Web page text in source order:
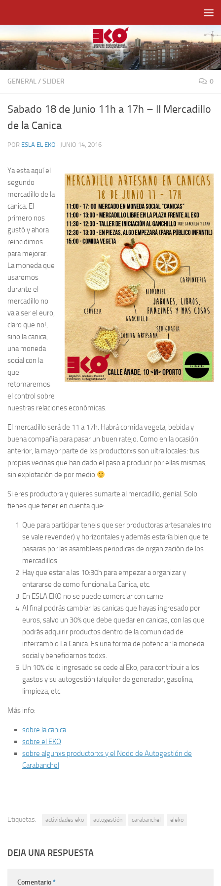
GENERAL/SLIDER 0
Sabado 18 de Junio 11h a 17h – II Mercadillo
de la Canica
POR ESLA EL EKO · JUNIO 14, 2016
Ya esta aquí el
segundo
mercadillo de la
canica. El
primero nos
gustó y ahora
reincidimos
para mejorar.
La moneda que
usaremos
durante el
mercadillo no
va a ser el euro,
claro que no!,
sino la canica,
unamoneda
social con la
que
retomaremos
el control sobre
nuestras relaciones económicas.
El mercadillo será de 11 a 17h. Habrá comida vegeta, bebida y
buena compañia para pasar un buen ratejo. Como en la ocasión
anterior, la mayor parte de lxs productorxs son ultra locales: tus
propias vecinas que han dado el paso a producir por ellas mismas,
sin explotación de por medio
Si eres productora y quieres sumarte al mercadillo, genial. Solo
tienes que tener en cuenta que:
Que para participar teneis que ser productoras artesanales (no
se vale revender) y horizontales y además estaría bien que te
pasaras por las asambleas periodicas de organización de los
mercadillos
Hay que estar a las 10:30h para empezar a organizar y
entararse de como funciona La Canica, etc.
En ESLA EKO no se puede comerciar con carne
Al final podrás cambiar las canicas que hayas ingresado por
euros, salvo un 30% que debe quedar en canicas, con las que
podrás adquirir productos dentro de la comunidad de
intercambio La Canica. Es una forma de potenciar la moneda
social y beneficiarnos todxs.
Un 10% de lo ingresado se cede al Eko, para contribuir a los
gastos y su autogestión (alquiler de generador, gasolina,
limpieza, etc.
Más info:
sobre la canica
sobre el EKO
sobre algunxs productorxs y el Nodo de Autogestión de
Carabanchel
Etiquetas: actividades eko autogestión carabanchel eleko
DEJA UNA RESPUESTA
Comentario*